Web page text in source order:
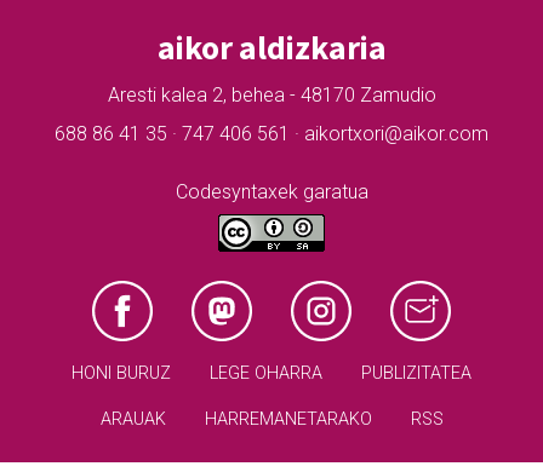
aikor aldizkaria
Aresti kalea 2, behea - 48170 Zamudio
688 86 41 35 · 747 406 561 · aikortxori@aikor.com
Codesyntaxek garatua
HONI BURUZ LEGE OHARRA PUBLIZITATEA
ARAUAK HARREMANETARAKO RSS